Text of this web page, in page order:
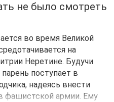
не было смотреть
во время Великой
на
Неретине. Будучи
поступает в
надеясь внести
фашистской армии. Ему